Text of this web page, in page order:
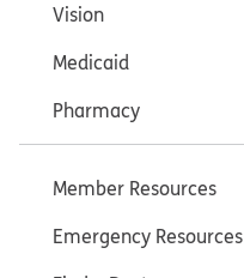
Vision
Medicaid
Pharmacy
Member Resources
Emergency Resources